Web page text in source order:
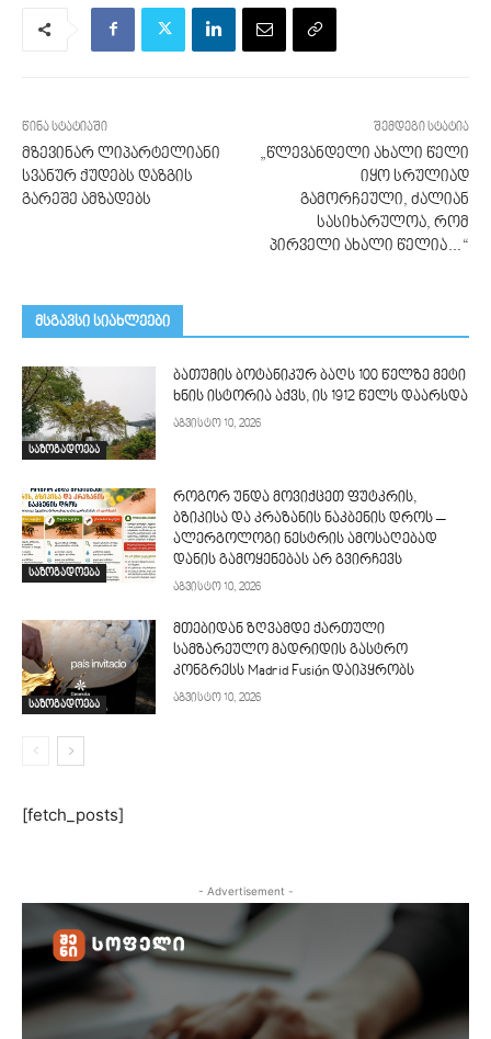
წინა სტატიაში
მზევინარ ლიპარტელიანი
სვანურ ქუდებს დაზგის
გარეშე ამზადებს
შემდეგი სტატია
„წლევანდელი ახალი წელი
იყო სრულიად
გამორჩეული, ძალიან
სასიხარულოა, რომ
პირველი ახალი წელია…“
მსგავსი სიახლეები
საზოგადოება
ბათუმის ბოტანიკურ ბაღს 100 წელზე მეტი
ხნის ისტორია აქვს, ის 1912 წელს დაარსდა
აგვისტო 10, 2026
საზოგადოება
როგორ უნდა მოვიქცეთ ფუტკრის,
ბზიკისა და კრაზანის ნაკბენის დროს –
ალერგოლოგი ნესტრის ამოსაღებად
დანის გამოყენებას არ გვირჩევს
აგვისტო 10, 2026
საზოგადოება
მთებიდან ზღვამდე ქართული
სამზარეულო მადრიდის გასტრო
კონგრესს Madrid Fusión დაიპყრობს
აგვისტო 10, 2026
[fetch_posts]
- Advertisement -